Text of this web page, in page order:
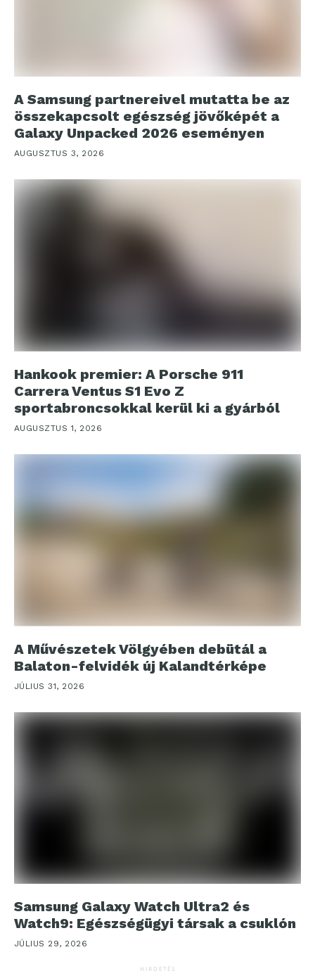
A Samsung partnereivel mutatta be az
összekapcsolt egészség jövőképét a
Galaxy Unpacked 2026 eseményen
AUGUSZTUS 3, 2026
Hankook premier: A Porsche 911
Carrera Ventus S1 Evo Z
sportabroncsokkal kerül ki a gyárból
AUGUSZTUS 1, 2026
A Művészetek Völgyében debütál a
Balaton-felvidék új Kalandtérképe
JÚLIUS 31, 2026
Samsung Galaxy Watch Ultra2 és
Watch9: Egészségügyi társak a csuklón
JÚLIUS 29, 2026
HIRDETÉS